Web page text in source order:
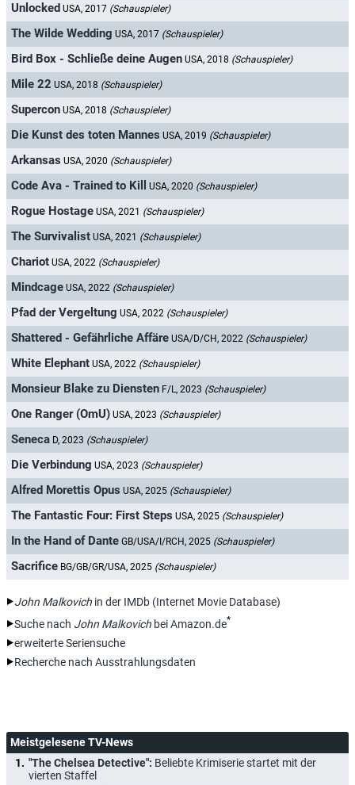
Unlocked USA, 2017 (Schauspieler)
The Wilde Wedding USA, 2017 (Schauspieler)
Bird Box - Schließe deine Augen USA, 2018 (Schauspieler)
Mile 22 USA, 2018 (Schauspieler)
Supercon USA, 2018 (Schauspieler)
Die Kunst des toten Mannes USA, 2019 (Schauspieler)
Arkansas USA, 2020 (Schauspieler)
Code Ava - Trained to Kill USA, 2020 (Schauspieler)
Rogue Hostage USA, 2021 (Schauspieler)
The Survivalist USA, 2021 (Schauspieler)
Chariot USA, 2022 (Schauspieler)
Mindcage USA, 2022 (Schauspieler)
Pfad der Vergeltung USA, 2022 (Schauspieler)
Shattered - Gefährliche Affäre USA/D/CH, 2022 (Schauspieler)
White Elephant USA, 2022 (Schauspieler)
Monsieur Blake zu Diensten F/L, 2023 (Schauspieler)
One Ranger (OmU) USA, 2023 (Schauspieler)
Seneca D, 2023 (Schauspieler)
Die Verbindung USA, 2023 (Schauspieler)
Alfred Morettis Opus USA, 2025 (Schauspieler)
The Fantastic Four: First Steps USA, 2025 (Schauspieler)
In the Hand of Dante GB/USA/I/RCH, 2025 (Schauspieler)
Sacrifice BG/GB/GR/USA, 2025 (Schauspieler)
John Malkovich in der IMDb (Internet Movie Database)
Suche nach John Malkovich bei Amazon.de*
erweiterte Seriensuche
Recherche nach Ausstrahlungsdaten
Meistgelesene TV-News
"The Chelsea Detective": Beliebte Krimiserie startet mit der
vierten Staffel